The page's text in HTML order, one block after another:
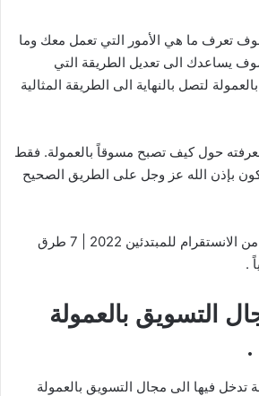
تعرف ما هي الأمور التي تعمل معك وما
يساعدك الى تعديل الطريقة التي
لتصل بالنهاية الى الطريقة المثالية
حول كيف تصبح مسوقاً بالعمولة. فقط
بإذن الله عز وجل على الطريق الصحيح
شاهد ايضاً :كيفية الربح من الانستقرام للمبتدئين 2022 | 7 طرق
التسويق بالعمولة
فيها الى مجال التسويق بالعمولة